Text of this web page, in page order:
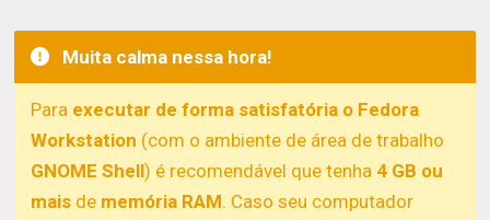
Muita calma nessa hora!
Para executar de forma satisfatória o Fedora
Workstation (com o ambiente de área de trabalho
GNOME Shell) é recomendável que tenha 4 GB ou
mais de memória RAM. Caso seu computador